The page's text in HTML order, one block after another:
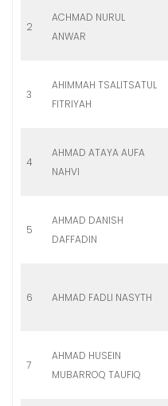
2
ACHMAD NURUL
ANWAR
3
AHIMMAH TSALITSATUL
FITRIYAH
4
AHMAD ATAYA AUFA
NAHVI
5
AHMAD DANISH
DAFFADIN
6 AHMAD FADLI NASYTH
7
AHMAD HUSEIN
MUBARROQ TAUFIQ